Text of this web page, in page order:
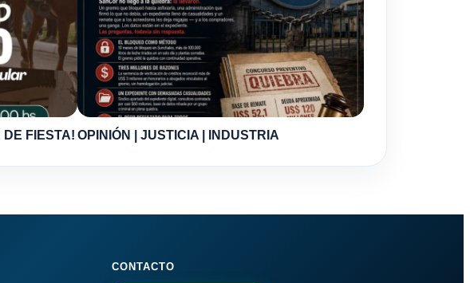
DE FIESTA! OPINIÓN | JUSTICIA | INDUSTRIA
CONTACTO